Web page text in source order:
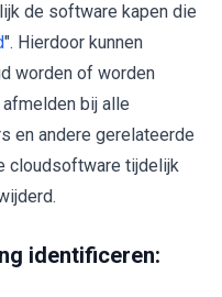
de software kapen die
". Hierdoor kunnen
worden of worden
bij alle
en andere gerelateerde
cloudsoftware tijdelijk
identificeren: